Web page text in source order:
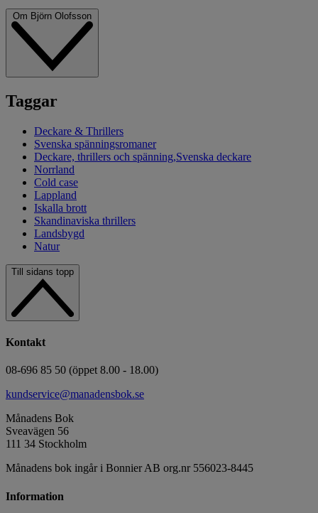
Taggar
Deckare & Thrillers
Svenska spänningsromaner
Deckare, thrillers och spänning,Svenska deckare
Norrland
Cold case
Lappland
Iskalla brott
Skandinaviska thrillers
Landsbygd
Natur
Till sidans topp
Kontakt
08-696 85 50 (öppet 8.00 - 18.00)
kundservice@manadensbok.se
Månadens Bok
Sveavägen 56
111 34 Stockholm
Månadens bok ingår i Bonnier AB org.nr 556023-8445
Information